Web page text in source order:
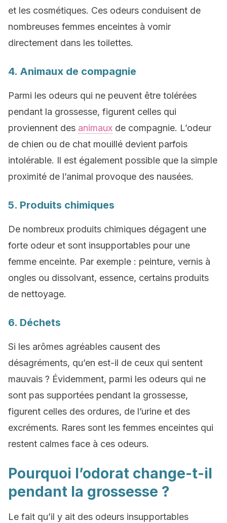
et les cosmétiques. Ces odeurs conduisent de
nombreuses femmes enceintes à vomir
directement dans les toilettes.
4. Animaux de compagnie
Parmi les odeurs qui ne peuvent être tolérées
pendant la grossesse, figurent celles qui
proviennent des animaux de compagnie. L’odeur
de chien ou de chat mouillé devient parfois
intolérable. Il est également possible que la simple
proximité de l’animal provoque des nausées.
5. Produits chimiques
De nombreux produits chimiques dégagent une
forte odeur et sont insupportables pour une
femme enceinte. Par exemple : peinture, vernis à
ongles ou dissolvant, essence, certains produits
de nettoyage.
6. Déchets
Si les arômes agréables causent des
désagréments, qu’en est-il de ceux qui sentent
mauvais ? Évidemment, parmi les odeurs qui ne
sont pas supportées pendant la grossesse,
figurent celles des ordures, de l’urine et des
excréments. Rares sont les femmes enceintes qui
restent calmes face à ces odeurs.
Pourquoi l’odorat change-t-il
pendant la grossesse ?
Le fait qu’il y ait des odeurs insupportables